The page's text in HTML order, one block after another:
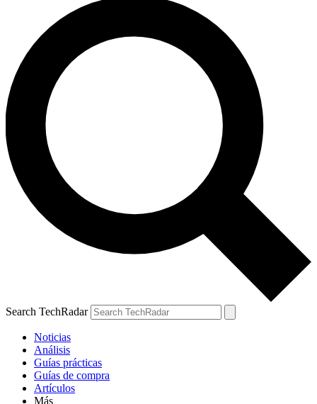
Search TechRadar
Noticias
Análisis
Guías prácticas
Guías de compra
Artículos
Más